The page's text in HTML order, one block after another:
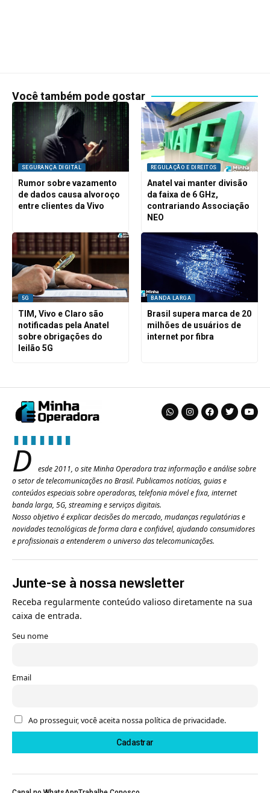
Você também pode gostar
SEGURANÇA DIGITAL
Rumor sobre vazamento
de dados causa alvoroço
entre clientes da Vivo
REGULAÇÃO E DIREITOS
Anatel vai manter divisão
da faixa de 6 GHz,
contrariando Associação
NEO
5G
TIM, Vivo e Claro são
notificadas pela Anatel
sobre obrigações do
leilão 5G
BANDA LARGA
Brasil supera marca de 20
milhões de usuários de
internet por fibra
D
esde 2011, o site Minha Operadora traz informação e análise sobre
o setor de telecomunicações no Brasil. Publicamos notícias, guias e
conteúdos especiais sobre operadoras, telefonia móvel e fixa, internet
banda larga, 5G, streaming e serviços digitais.
Nosso objetivo é explicar decisões do mercado, mudanças regulatórias e
novidades tecnológicas de forma clara e confiável, ajudando consumidores
e profissionais a entenderem o universo das telecomunicações.
Junte-se à nossa newsletter
Receba regularmente conteúdo valioso diretamente na sua
caixa de entrada.
Seu nome
Email
Ao prosseguir, você aceita nossa política de privacidade.